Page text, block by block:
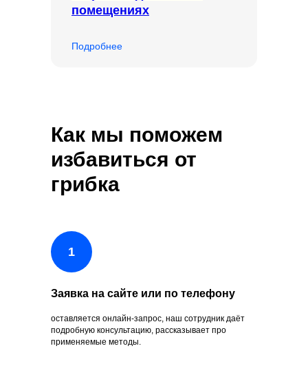
помещениях
Подробнее
Как мы поможем
избавиться от
грибка
Заявка на сайте или по телефону
оставляется онлайн-запрос, наш сотрудник даёт
подробную консультацию, рассказывает про
применяемые методы.